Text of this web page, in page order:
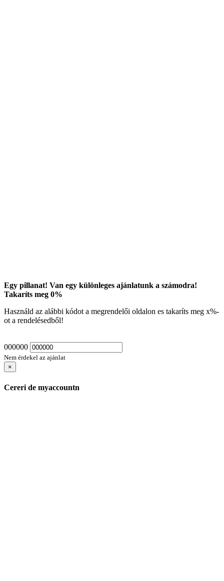
Egy pillanat! Van egy különleges ajánlatunk a számodra!
Takaríts meg 0%
Használd az alábbi kódot a megrendelői oldalon es takaríts meg x%-
ot a rendelésedből!
000000
Nem érdekel az ajánlat
×
Cereri de myaccountn